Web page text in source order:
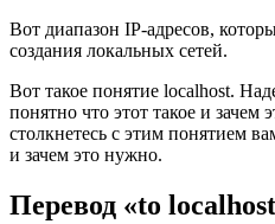
Вот диапазон IP-адресов,
создания локальных сетей.
Вот такое понятие localhost.
понятно что этот такое и
столкнетесь с этим понятием
и зачем это нужно.
Перевод «to